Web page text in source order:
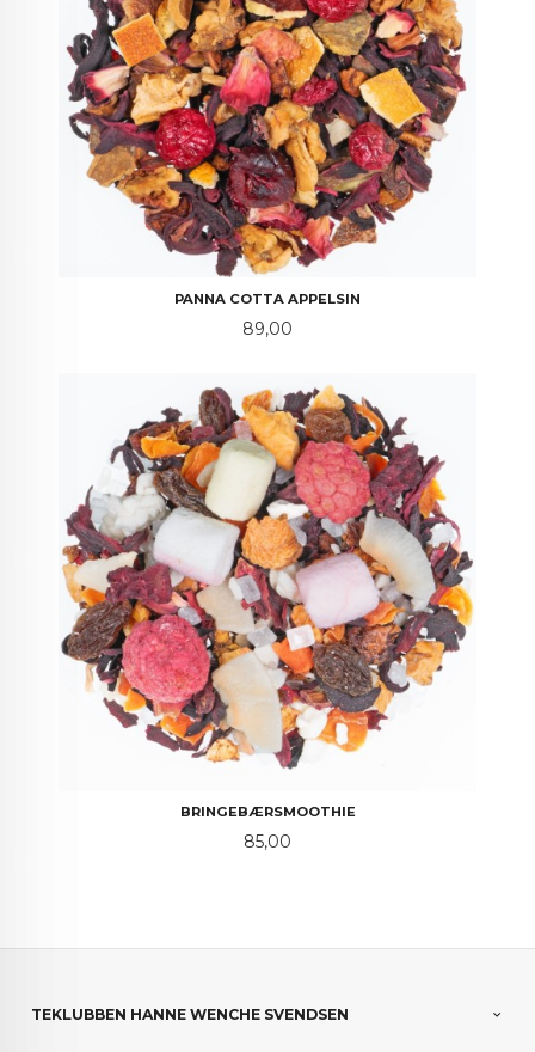
PANNA COTTA APPELSIN
Pris
89,00
BRINGEBÆRSMOOTHIE
Pris
85,00
TEKLUBBEN HANNE WENCHE SVENDSEN